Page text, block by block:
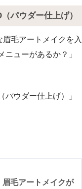
パウダー仕上げ）
毛アートメイクを入
ューがあるか？」
ウダー仕上げ）」
毛アートメイクが